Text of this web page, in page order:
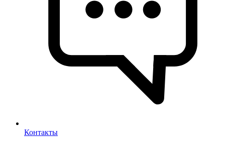
Контакты